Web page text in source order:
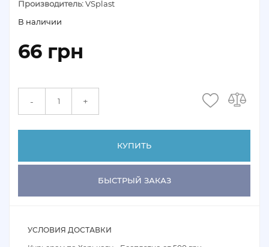
Производитель:VSplast
В наличии
66 грн
- +
КУПИТЬ
БЫСТРЫЙ ЗАКАЗ
УСЛОВИЯ ДОСТАВКИ